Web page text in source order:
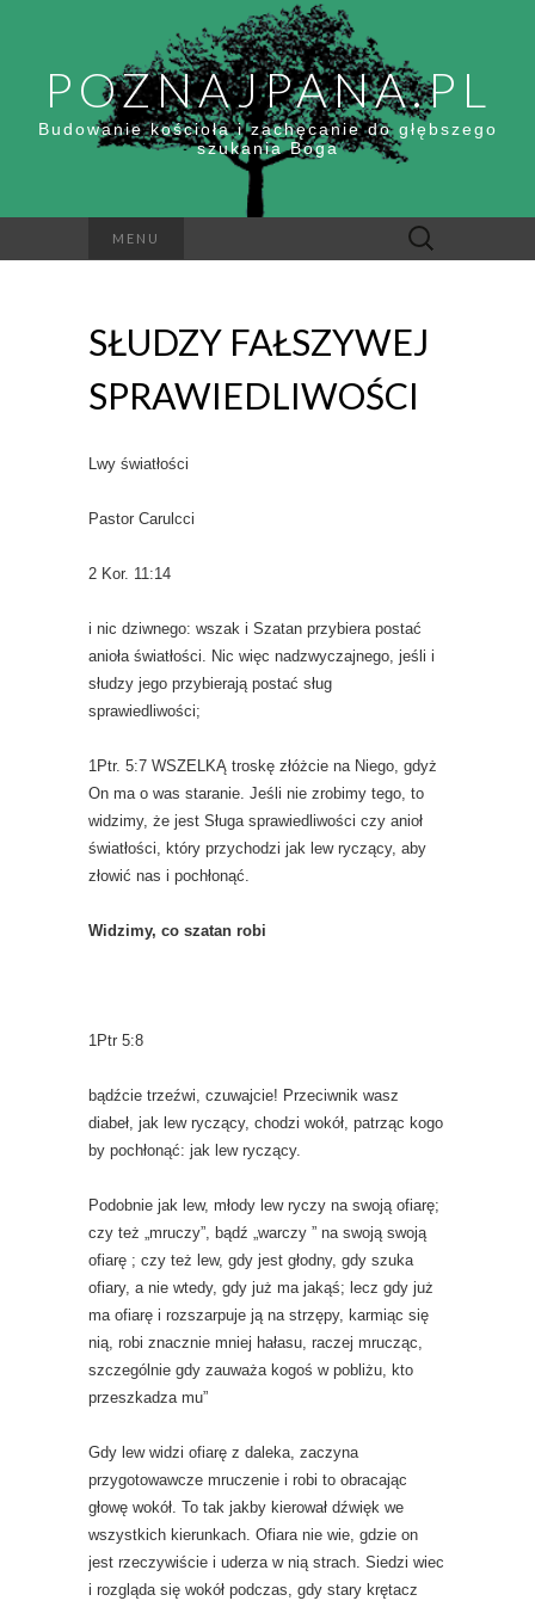
POZNAJPANA.PL
Budowanie kościoła i zachęcanie do głębszego
szukania Boga
MENU Szukaj:
SŁUDZY FAŁSZYWEJ
SPRAWIEDLIWOŚCI
Lwy światłości
Pastor Carulcci
2 Kor. 11:14
i nic dziwnego: wszak i Szatan przybiera postać
anioła światłości. Nic więc nadzwyczajnego, jeśli i
słudzy jego przybierają postać sług
sprawiedliwości;
1Ptr. 5:7 WSZELKĄ troskę złóżcie na Niego, gdyż
On ma o was staranie. Jeśli nie zrobimy tego, to
widzimy, że jest Sługa sprawiedliwości czy anioł
światłości, który przychodzi jak lew ryczący, aby
złowić nas i pochłonąć.
Widzimy, co szatan robi
1Ptr 5:8
bądźcie trzeźwi, czuwajcie! Przeciwnik wasz
diabeł, jak lew ryczący, chodzi wokół, patrząc kogo
by pochłonąć: jak lew ryczący.
Podobnie jak lew, młody lew ryczy na swoją ofiarę;
czy też „mruczy”, bądź „warczy ” na swoją swoją
ofiarę ; czy też lew, gdy jest głodny, gdy szuka
ofiary, a nie wtedy, gdy już ma jakąś; lecz gdy już
ma ofiarę i rozszarpuje ją na strzępy, karmiąc się
nią, robi znacznie mniej hałasu, raczej mrucząc,
szczególnie gdy zauważa kogoś w pobliżu, kto
przeszkadza mu”
Gdy lew widzi ofiarę z daleka, zaczyna
przygotowawcze mruczenie i robi to obracając
głowę wokół. To tak jakby kierował dźwięk we
wszystkich kierunkach. Ofiara nie wie, gdzie on
jest rzeczywiście i uderza w nią strach. Siedzi wiec
i rozgląda się wokół podczas, gdy stary krętacz